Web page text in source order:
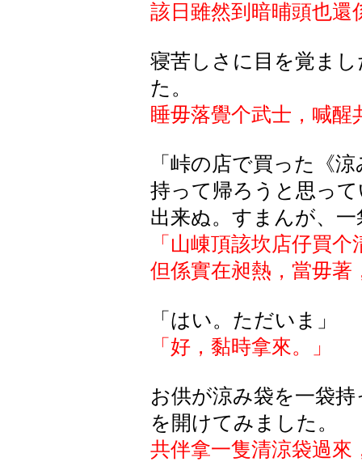
該日雖然到暗晡頭也還
寝苦 しさに 目 を覚 ま
た 。
睡毋落覺个武士，喊醒
「峠の店で買った《
持って帰ろうと思っ
出来ぬ。すまんが、
「山崠頂該坎店仔買
但係實在昶熱，當毋著
「はい。ただいま」
「好，黏時拿來。」
お供が涼み袋を一袋
を開けてみました。
共伴拿一隻清涼袋過來